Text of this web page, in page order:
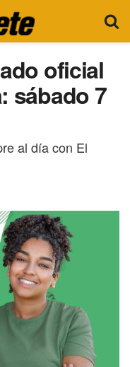
oficial
sábado 7
al día con El